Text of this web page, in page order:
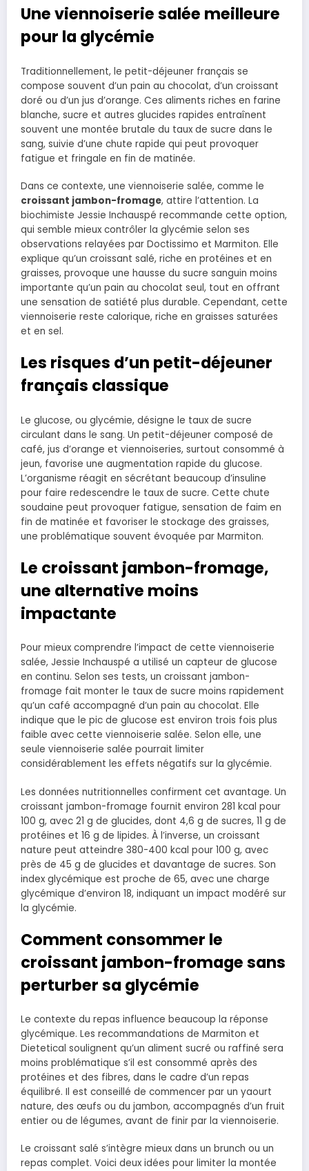
Une viennoiserie salée meilleure
pour la glycémie
Traditionnellement, le petit-déjeuner français se
compose souvent d’un pain au chocolat, d’un croissant
doré ou d’un jus d’orange. Ces aliments riches en farine
blanche, sucre et autres glucides rapides entraînent
souvent une montée brutale du taux de sucre dans le
sang, suivie d’une chute rapide qui peut provoquer
fatigue et fringale en fin de matinée.
Dans ce contexte, une viennoiserie salée, comme le
croissant jambon-fromage, attire l’attention. La
biochimiste Jessie Inchauspé recommande cette option,
qui semble mieux contrôler la glycémie selon ses
observations relayées par Doctissimo et Marmiton. Elle
explique qu’un croissant salé, riche en protéines et en
graisses, provoque une hausse du sucre sanguin moins
importante qu’un pain au chocolat seul, tout en offrant
une sensation de satiété plus durable. Cependant, cette
viennoiserie reste calorique, riche en graisses saturées
et en sel.
Les risques d’un petit-déjeuner
français classique
Le glucose, ou glycémie, désigne le taux de sucre
circulant dans le sang. Un petit-déjeuner composé de
café, jus d’orange et viennoiseries, surtout consommé à
jeun, favorise une augmentation rapide du glucose.
L’organisme réagit en sécrétant beaucoup d’insuline
pour faire redescendre le taux de sucre. Cette chute
soudaine peut provoquer fatigue, sensation de faim en
fin de matinée et favoriser le stockage des graisses,
une problématique souvent évoquée par Marmiton.
Le croissant jambon-fromage,
une alternative moins
impactante
Pour mieux comprendre l’impact de cette viennoiserie
salée, Jessie Inchauspé a utilisé un capteur de glucose
en continu. Selon ses tests, un croissant jambon-
fromage fait monter le taux de sucre moins rapidement
qu’un café accompagné d’un pain au chocolat. Elle
indique que le pic de glucose est environ trois fois plus
faible avec cette viennoiserie salée. Selon elle, une
seule viennoiserie salée pourrait limiter
considérablement les effets négatifs sur la glycémie.
Les données nutritionnelles confirment cet avantage. Un
croissant jambon-fromage fournit environ 281 kcal pour
100 g, avec 21 g de glucides, dont 4,6 g de sucres, 11 g de
protéines et 16 g de lipides. À l’inverse, un croissant
nature peut atteindre 380-400 kcal pour 100 g, avec
près de 45 g de glucides et davantage de sucres. Son
index glycémique est proche de 65, avec une charge
glycémique d’environ 18, indiquant un impact modéré sur
la glycémie.
Comment consommer le
croissant jambon-fromage sans
perturber sa glycémie
Le contexte du repas influence beaucoup la réponse
glycémique. Les recommandations de Marmiton et
Dietetical soulignent qu’un aliment sucré ou raffiné sera
moins problématique s’il est consommé après des
protéines et des fibres, dans le cadre d’un repas
équilibré. Il est conseillé de commencer par un yaourt
nature, des œufs ou du jambon, accompagnés d’un fruit
entier ou de légumes, avant de finir par la viennoiserie.
Le croissant salé s’intègre mieux dans un brunch ou un
repas complet. Voici deux idées pour limiter la montée